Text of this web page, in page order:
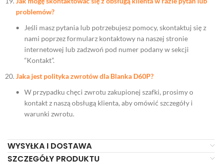
problemów?
Jeśli masz pytania lub potrzebujesz pomocy, skontaktuj się z
nami poprzez formularz kontaktowy na naszej stronie
internetowej lub zadzwoń pod numer podany w sekcji
“Kontakt”.
Jaka jest polityka zwrotów dla Blanka D60P?
W przypadku chęci zwrotu zakupionej szafki, prosimy o
kontakt z naszą obsługą klienta, aby omówić szczegóły i
warunki zwrotu.
WYSYŁKA I DOSTAWA
SZCZEGÓŁY PRODUKTU